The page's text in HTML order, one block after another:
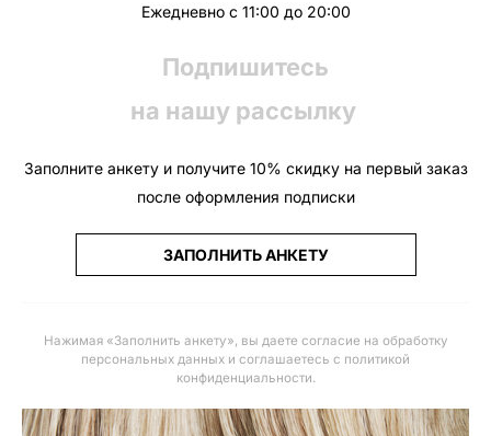
Ежедневно с 11:00 до 20:00
Подпишитесь
на нашу рассылку
Заполните анкету и получите 10% скидку на первый заказ
после оформления подписки
ЗАПОЛНИТЬ АНКЕТУ
Нажимая «Заполнить анкету», вы даете согласие на обработку
персональных данных и соглашаетесь с политикой
конфиденциальности.